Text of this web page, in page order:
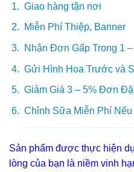
Giao hàng tận nơi
Miễn Phí Thiệp, Banner
Nhận Đơn Gấp Trong 1 –
Gửi Hình Hoa Trước và
Giảm Giá 3 – 5% Đơn
Chỉnh Sữa Miễn Phí
Sản phẩm được thực hiện
lòng của bạn là niềm vinh